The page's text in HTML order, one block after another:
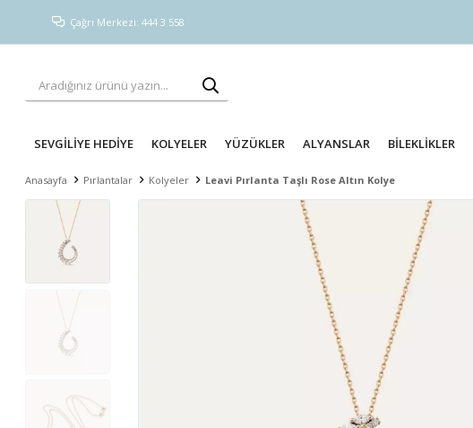
Çağrı Merkezi: 444 3 558
SEVGİLİYE HEDİYE KOLYELER YÜZÜKLER ALYANSLAR BİLEKLİKLER
Anasayfa Pırlantalar Kolyeler Leavi Pırlanta Taşlı Rose Altın Kolye